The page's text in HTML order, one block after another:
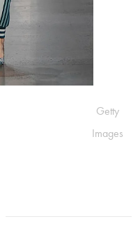
Getty
Images